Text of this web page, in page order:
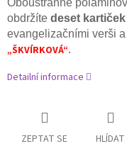
Oboustranně
obdržíte deset kartiček
evangelizačními verši
„ŠKVÍRKOVÁ“.
Detailní informace
ZEPTAT SE HLÍDAT